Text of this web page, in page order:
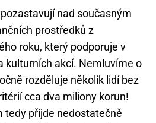
nad současným
prostředků z
roku, který podporuje v
kulturních akcí. Nemluvíme o
rozděluje několik lidí bez
cca dva miliony korun!
tedy přijde nedostatečně